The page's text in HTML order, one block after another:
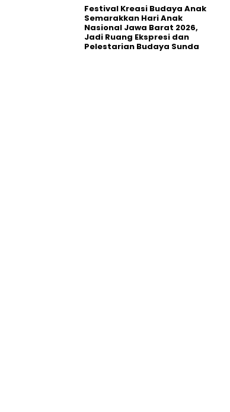
Festival Kreasi Budaya Anak
Semarakkan Hari Anak
Nasional Jawa Barat 2026,
Jadi Ruang Ekspresi dan
Pelestarian Budaya Sunda